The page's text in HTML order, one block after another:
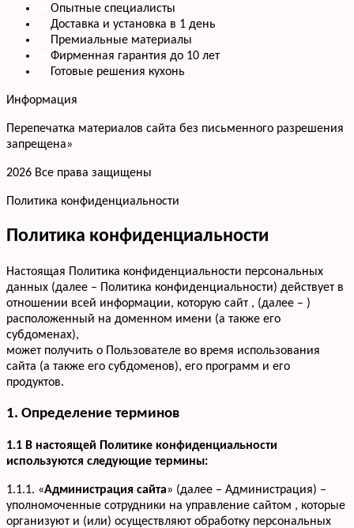
Опытные специалисты
Доставка и установка в 1 день
Премиальные материалы
Фирменная гарантия до 10 лет
Готовые решения кухонь
Информация
Перепечатка материалов сайта без письменного разрешения
запрещена»
2026 Все права защищены
Политика конфиденциальности
Политика конфиденциальности
Настоящая Политика конфиденциальности персональных
данных (далее – Политика конфиденциальности) действует в
отношении всей информации, которую сайт , (далее – )
расположенный на доменном имени (а также его
субдоменах),
может получить о Пользователе во время использования
сайта (а также его субдоменов), его программ и его
продуктов.
1. Определение терминов
1.1 В настоящей Политике конфиденциальности
используются следующие термины:
1.1.1. «Администрация сайта» (далее – Администрация) –
уполномоченные сотрудники на управление сайтом , которые
организуют и (или) осуществляют обработку персональных